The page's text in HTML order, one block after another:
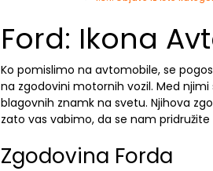
Ford: Ikona
Ko pomislimo na avtomobile, se
na zgodovini motornih vozil. Med
blagovnih znamk na svetu. Njihova
zato vas vabimo, da se nam
Zgodovina Forda